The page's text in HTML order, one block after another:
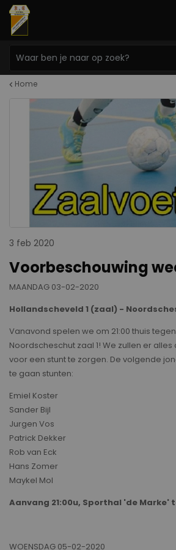
Home
3 feb 2020
Voorbeschouwing
MAANDAG 03-02-2020
Hollandscheveld 1 (zaal) -
Vanavond spelen we om 21:00 thuis
Noordscheschut zaal 1! We zullen er
voor een stunt te zorgen. De volgende
te gaan stunten:
Emiel Koster
Sander Bijl
Jurgen Vos
Patrick Dekker
Rob van Eck
Hans Zomer
Maykel Mol
Aanvang 21:00u, Sporthal 'de Marke'
WOENSDAG 05-02-2020